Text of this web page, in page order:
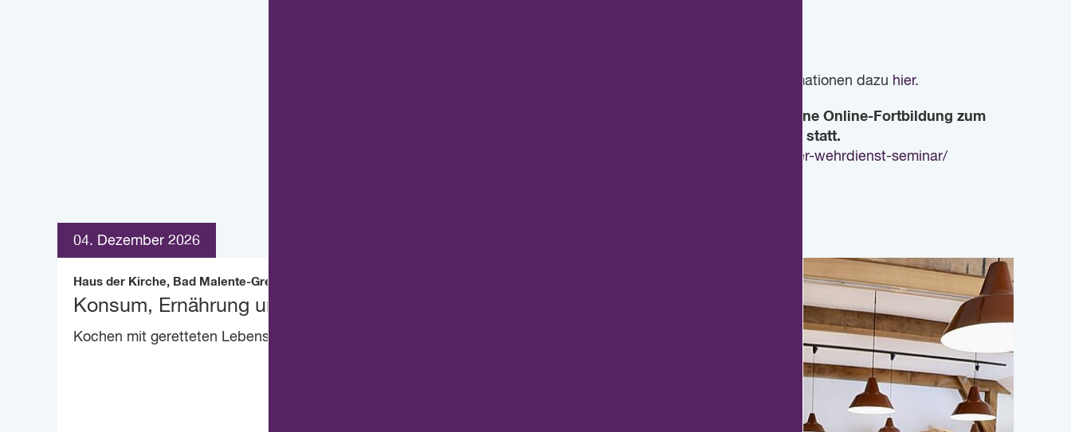
ergänzen wir aktuelle Informationen dazu hier.
Hinweis! Am 20. November von 10-12 Uhr findet mit Julika Koch eine Online-Fortbildung zum
Thema "Neuer Wehrdienst – Was kommt auf junge Menschen zu?" statt.
www.junge-nordkirche.de/programm/neuer-wehrdienst-seminar/
04. Dezember 2026
Haus der Kirche, Bad Malente-Gremsmühlen
Konsum, Ernährung und Artenvielfalt
Kochen mit geretteten Lebensmitteln